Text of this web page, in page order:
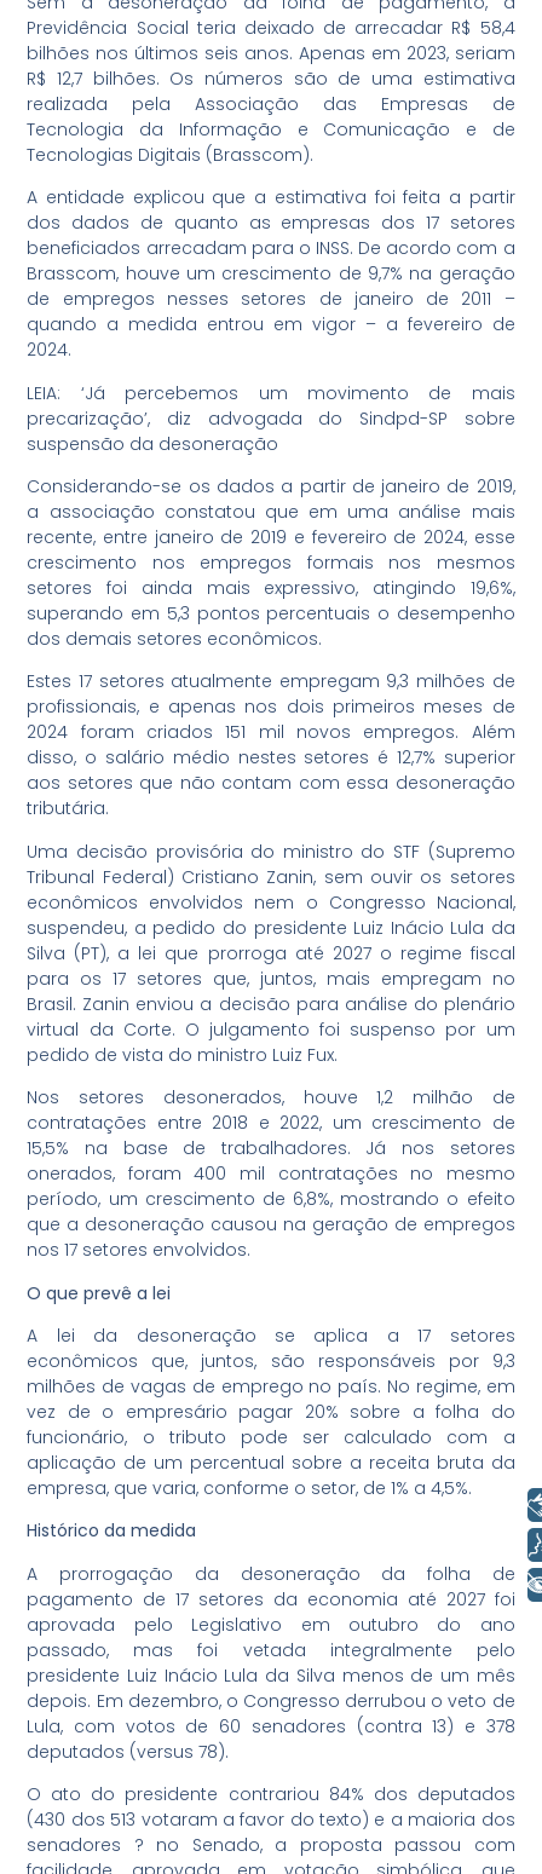
Previdência Social teria deixado de arrecadar R$ 58,4
bilhões nos últimos seis anos. Apenas em 2023, seriam
R$ 12,7 bilhões. Os números são de uma estimativa
realizada pela Associação das Empresas de
Tecnologia da Informação e Comunicação e de
Tecnologias Digitais (Brasscom).
A entidade explicou que a estimativa foi feita a partir
dos dados de quanto as empresas dos 17 setores
beneficiados arrecadam para o INSS. De acordo com a
Brasscom, houve um crescimento de 9,7% na geração
de empregos nesses setores de janeiro de 2011 –
quando a medida entrou em vigor – a fevereiro de
2024.
LEIA: ‘Já percebemos um movimento de mais
precarização’, diz advogada do Sindpd-SP sobre
suspensão da desoneração
Considerando-se os dados a partir de janeiro de 2019,
a associação constatou que em uma análise mais
recente, entre janeiro de 2019 e fevereiro de 2024, esse
crescimento nos empregos formais nos mesmos
setores foi ainda mais expressivo, atingindo 19,6%,
superando em 5,3 pontos percentuais o desempenho
dos demais setores econômicos.
Estes 17 setores atualmente empregam 9,3 milhões de
profissionais, e apenas nos dois primeiros meses de
2024 foram criados 151 mil novos empregos. Além
disso, o salário médio nestes setores é 12,7% superior
aos setores que não contam com essa desoneração
tributária.
Uma decisão provisória do ministro do STF (Supremo
Tribunal Federal) Cristiano Zanin, sem ouvir os setores
econômicos envolvidos nem o Congresso Nacional,
suspendeu, a pedido do presidente Luiz Inácio Lula da
Silva (PT), a lei que prorroga até 2027 o regime fiscal
para os 17 setores que, juntos, mais empregam no
Brasil. Zanin enviou a decisão para análise do plenário
virtual da Corte. O julgamento foi suspenso por um
pedido de vista do ministro Luiz Fux.
Nos setores desonerados, houve 1,2 milhão de
contratações entre 2018 e 2022, um crescimento de
15,5% na base de trabalhadores. Já nos setores
onerados, foram 400 mil contratações no mesmo
período, um crescimento de 6,8%, mostrando o efeito
que a desoneração causou na geração de empregos
nos 17 setores envolvidos.
O que prevê a lei
A lei da desoneração se aplica a 17 setores
econômicos que, juntos, são responsáveis por 9,3
milhões de vagas de emprego no país. No regime, em
vez de o empresário pagar 20% sobre a folha do
funcionário, o tributo pode ser calculado com a
aplicação de um percentual sobre a receita bruta da
empresa, que varia, conforme o setor, de 1% a 4,5%.
Histórico da medida
A prorrogação da desoneração da folha de
pagamento de 17 setores da economia até 2027 foi
aprovada pelo Legislativo em outubro do ano
passado, mas foi vetada integralmente pelo
presidente Luiz Inácio Lula da Silva menos de um mês
depois. Em dezembro, o Congresso derrubou o veto de
Lula, com votos de 60 senadores (contra 13) e 378
deputados (versus 78).
O ato do presidente contrariou 84% dos deputados
(430 dos 513 votaram a favor do texto) e a maioria dos
senadores ? no Senado, a proposta passou com
Libras
+ Acessibilidade